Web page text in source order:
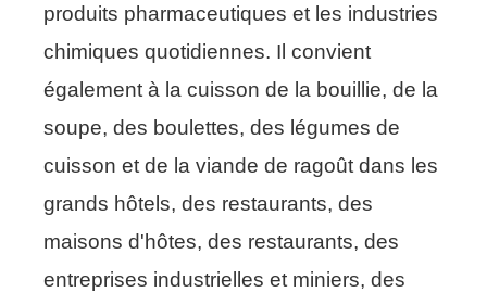
produits pharmaceutiques et les industries
chimiques quotidiennes. Il convient
également à la cuisson de la bouillie, de la
soupe, des boulettes, des légumes de
cuisson et de la viande de ragoût dans les
grands hôtels, des restaurants, des
maisons d'hôtes, des restaurants, des
entreprises industrielles et miniers, des